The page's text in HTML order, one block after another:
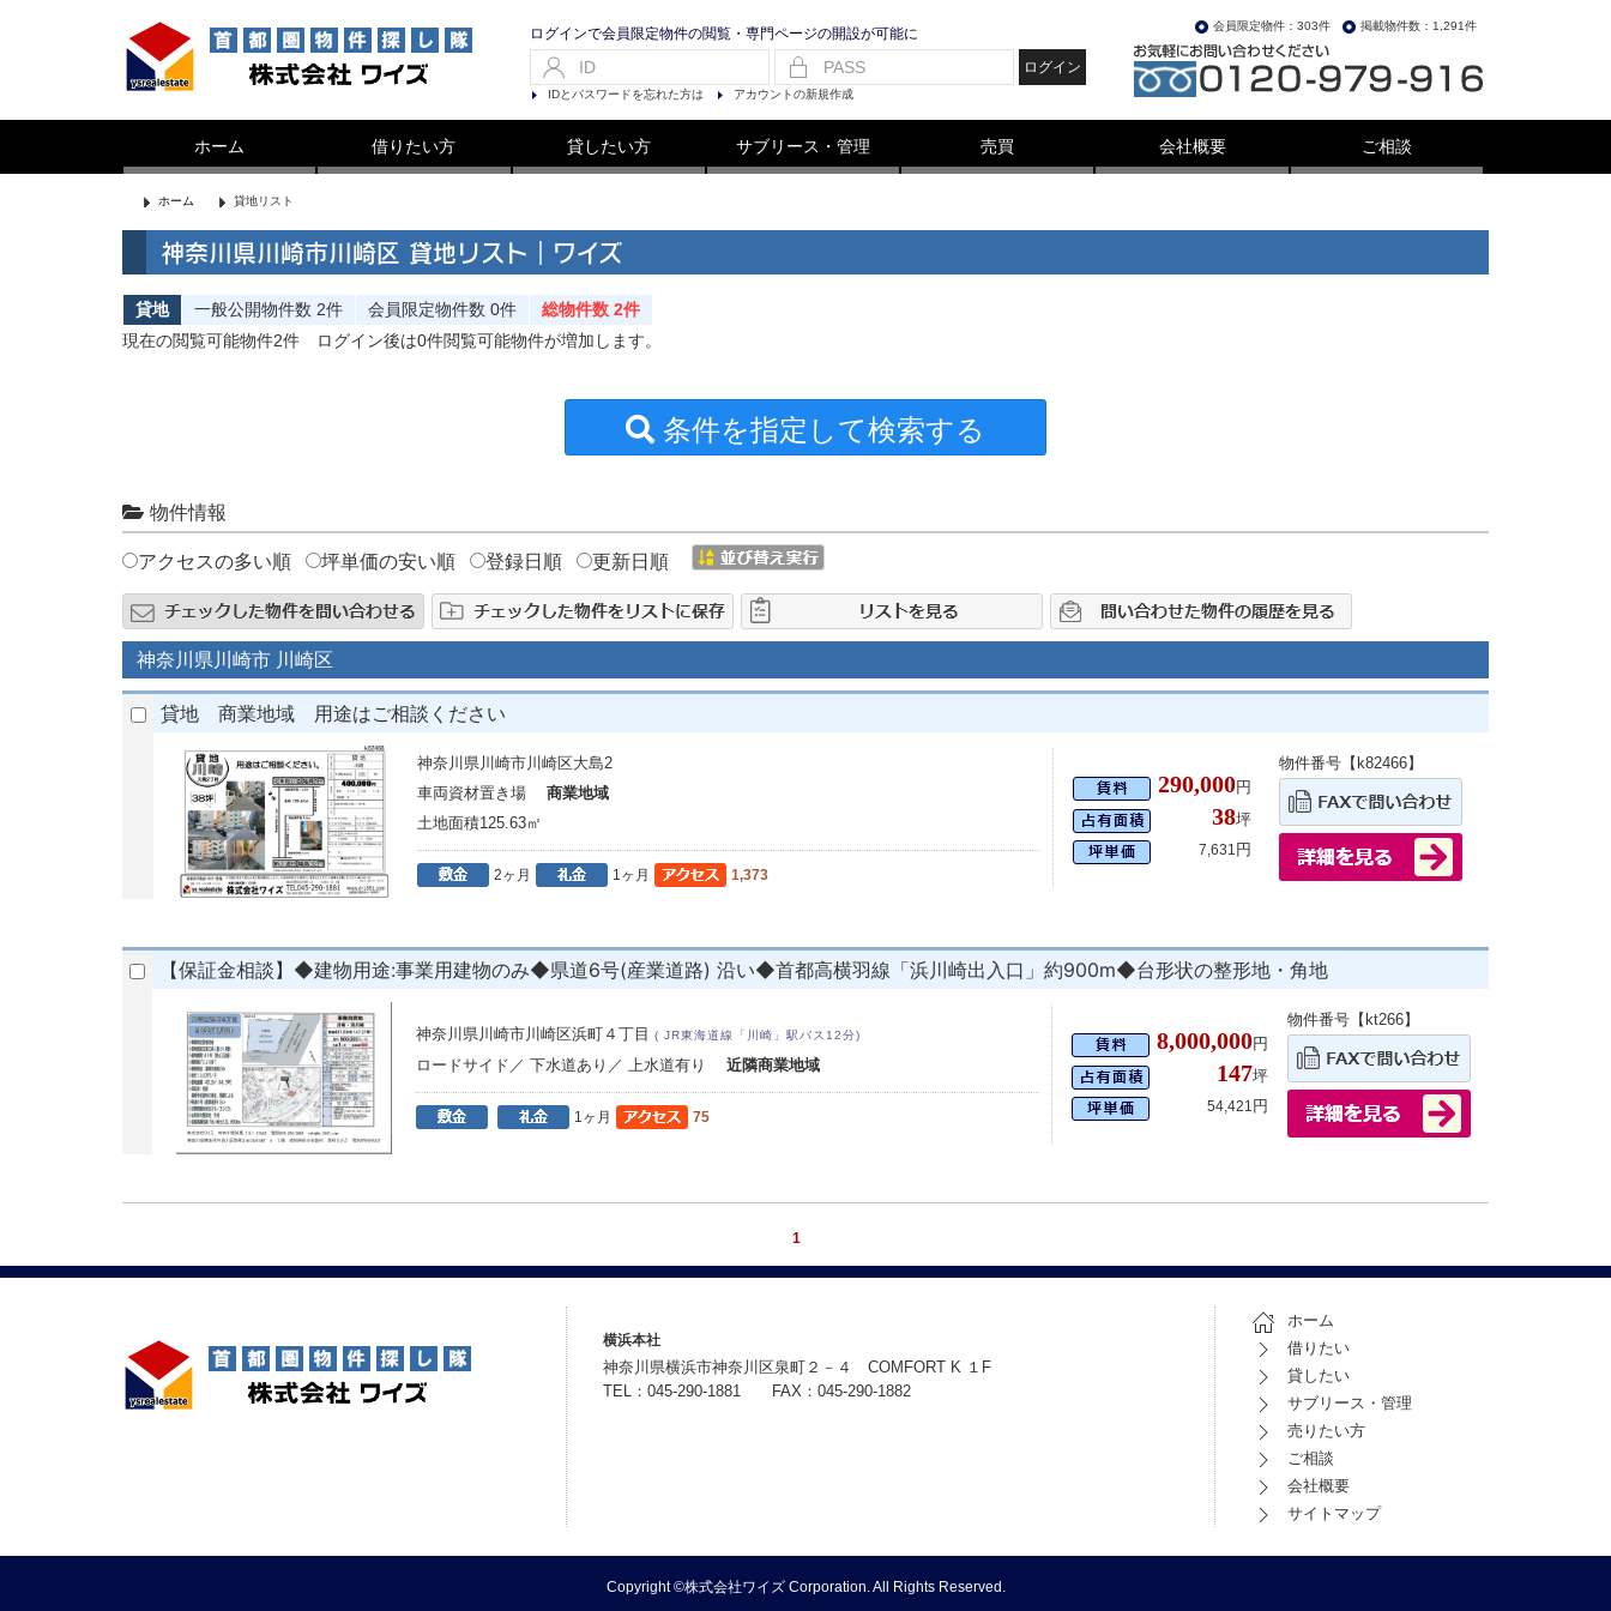
ログインで会員限定物件の閲覧・専門ページの開設が可能に
ログイン
IDとパスワードを忘れた方は アカウントの新規作成
掲載物件数：1,291件
会員限定物件：303件
ホーム 借りたい方 貸したい方 サブリース・管理 売買 会社概要 ご相談
ホーム 貸地リスト
神奈川県川崎市川崎区 貸地リスト｜ワイズ
貸地 一般公開物件数 2件 会員限定物件数 0件
総物件数 2件
現在の閲覧可能物件2件
ログイン後は0件閲覧可能物件が増加します。
条件を指定して検索する
物件情報
アクセスの多い順 坪単価の安い順 登録日順 更新日順
神奈川県川崎市 川崎区
貸地 商業地域 用途はご相談ください
神奈川県川崎市川崎区大島2
車両資材置き場 商業地域
土地面積125.63㎡
2ヶ月 1ヶ月 1,373
290,000円
38坪
7,631 円
物件番号【k82466】
【保証金相談】◆建物用途:事業用建物のみ◆県道6号(産業道路) 沿い◆首都高横羽線「浜川崎出入口」約900m◆台形状の整形地・角地
神奈川県川崎市川崎区浜町４丁目 ( JR東海道線「川崎」駅バス12分)
ロードサイド／ 下水道あり／ 上水道有り 近隣商業地域
1ヶ月 75
8,000,000円
147坪
54,421 円
物件番号【kt266】
1
横浜本社
神奈川県横浜市神奈川区泉町２－４ COMFORT K １F
TEL：045-290-1881 FAX：045-290-1882
ホーム
借りたい
貸したい
サブリース・管理
売りたい方
ご相談
会社概要
サイトマップ
Copyright ©株式会社ワイズ Corporation. All Rights Reserved.